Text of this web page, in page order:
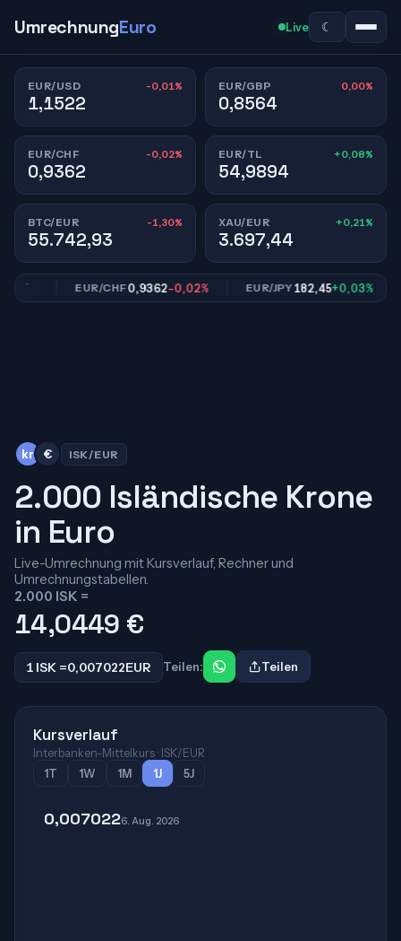
UmrechnungEuro Live ☾
EUR/USD -0,01%
1,1522
EUR/GBP 0,00%
0,8564
EUR/CHF -0,02%
0,9362
EUR/TL +0,08%
54,9894
BTC/EUR -1,30%
55.742,93
XAU/EUR +0,21%
3.697,44
EUR/CHF0,9362-0,02% EUR/JPY182,45+0,03%
kr € ISK/EUR
2.000 Isländische Krone
in Euro
Live-Umrechnung mit Kursverlauf, Rechner und
Umrechnungstabellen.
2.000 ISK =
14,0449 €
1 ISK =0,007022EUR Teilen: Teilen
Kursverlauf
Interbanken-Mittelkurs · ISK/EUR
1T
1W 1M 1J 5J
0,0070226. Aug. 2026